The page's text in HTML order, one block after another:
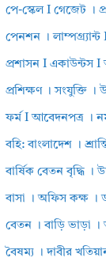
পে-স্কেল I গেজেট ।
পেনশন ।
প্রশাসন I একাউন্টস I
প্রশিক্ষণ । সংযুক্তি ।
ফর্ম I আবেদনপত্র ।
বহি: বাংলাদেশ ।
বার্ষিক বেতন বৃদ্ধি ।
বাসা । অফিস কক্ষ ।
বেতন । বাড়ি ভাড়া ।
বৈষম্য । দাবীর